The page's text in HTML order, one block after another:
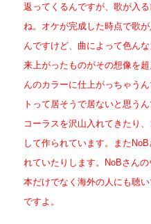
返ってくるんですが、歌が入
ね。オケが完成した時点で歌
んですけど、曲によって色ん
来上がったものがその想像を
んのカラーに仕上がっちゃう
トって居そうで居ないと思う
コーラスを沢山入れてきたり
して作られています。また
れていたりします。
NoBさん
本だけでなく海外の人にも聴
ですよ。